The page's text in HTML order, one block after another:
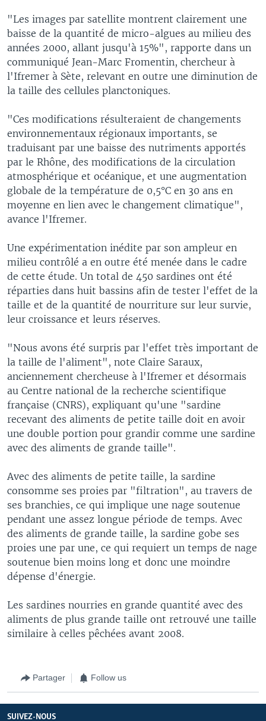
"Les images par satellite montrent clairement une
baisse de la quantité de micro-algues au milieu des
années 2000, allant jusqu'à 15%", rapporte dans un
communiqué Jean-Marc Fromentin, chercheur à
l'Ifremer à Sète, relevant en outre une diminution de
la taille des cellules planctoniques.
"Ces modifications résulteraient de changements
environnementaux régionaux importants, se
traduisant par une baisse des nutriments apportés
par le Rhône, des modifications de la circulation
atmosphérique et océanique, et une augmentation
globale de la température de 0,5°C en 30 ans en
moyenne en lien avec le changement climatique",
avance l'Ifremer.
Une expérimentation inédite par son ampleur en
milieu contrôlé a en outre été menée dans le cadre
de cette étude. Un total de 450 sardines ont été
réparties dans huit bassins afin de tester l'effet de la
taille et de la quantité de nourriture sur leur survie,
leur croissance et leurs réserves.
"Nous avons été surpris par l'effet très important de
la taille de l'aliment", note Claire Saraux,
anciennement chercheuse à l'Ifremer et désormais
au Centre national de la recherche scientifique
française (CNRS), expliquant qu'une "sardine
recevant des aliments de petite taille doit en avoir
une double portion pour grandir comme une sardine
avec des aliments de grande taille".
Avec des aliments de petite taille, la sardine
consomme ses proies par "filtration", au travers de
ses branchies, ce qui implique une nage soutenue
pendant une assez longue période de temps. Avec
des aliments de grande taille, la sardine gobe ses
proies une par une, ce qui requiert un temps de nage
soutenue bien moins long et donc une moindre
dépense d'énergie.
Les sardines nourries en grande quantité avec des
aliments de plus grande taille ont retrouvé une taille
similaire à celles pêchées avant 2008.
Partager Follow us
SUIVEZ-NOUS